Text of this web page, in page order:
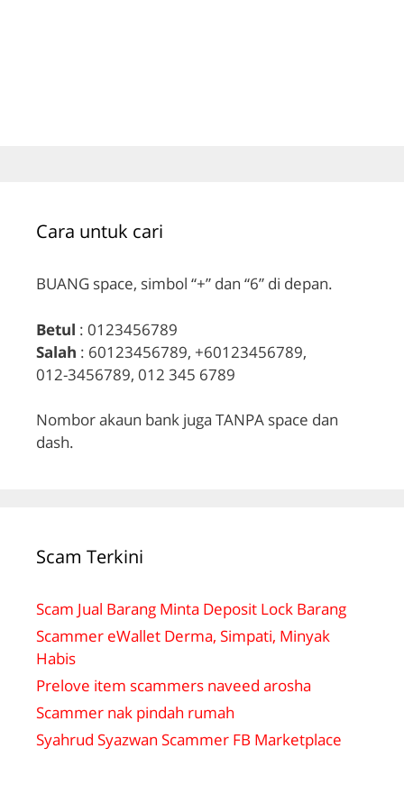
Cara untuk cari
BUANG space, simbol “+” dan “6” di depan.
Betul : 0123456789
Salah : 60123456789, +60123456789,
012-3456789, 012 345 6789
Nombor akaun bank juga TANPA space dan
dash.
Scam Terkini
Scam Jual Barang Minta Deposit Lock Barang
Scammer eWallet Derma, Simpati, Minyak
Habis
Prelove item scammers naveed arosha
Scammer nak pindah rumah
Syahrud Syazwan Scammer FB Marketplace